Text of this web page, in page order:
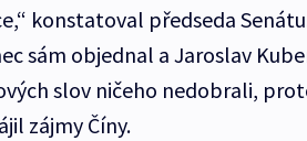
konstatoval předseda
sám objednal a Jaroslav
slov ničeho nedobrali,
zájmy Číny.